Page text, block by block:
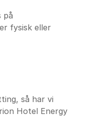
på
fysisk eller
så har vi
Hotel Energy